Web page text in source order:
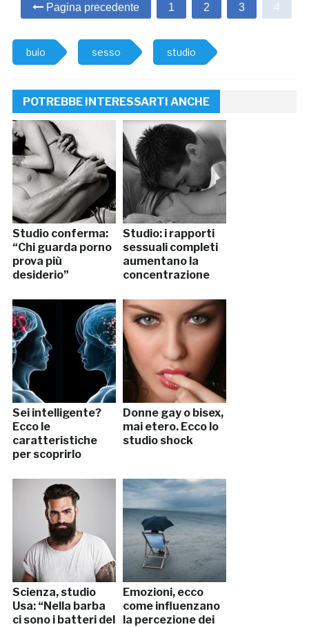
Pagina precedente 1 2 3 4
buio sesso studio
POTREBBE INTERESSARTI ANCHE
Studio conferma:
“Chi guarda porno
prova più
desiderio”
Studio: i rapporti
sessuali completi
aumentano la
concentrazione
Sei intelligente?
Ecco le
caratteristiche
per scoprirlo
Donne gay o bisex,
mai etero. Ecco lo
studio shock
Scienza, studio
Usa: “Nella barba
ci sono i batteri del
Emozioni, ecco
come influenzano
la percezione dei